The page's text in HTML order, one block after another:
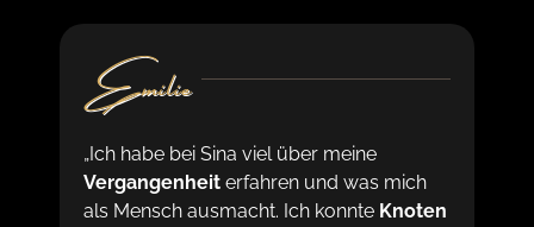
Emilie
„Ich habe bei Sina viel über meine
Vergangenheit erfahren und was mich
als Mensch ausmacht. Ich konnte Knoten